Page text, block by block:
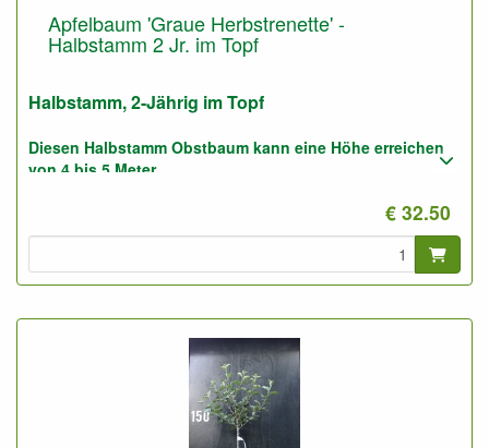
Apfelbaum 'Graue Herbstrenette' -
Halbstamm 2 Jr. im Topf
Halbstamm, 2-Jährig im Topf
Diesen Halbstamm Obstbaum kann eine Höhe erreichen
von 4 bis 5 Meter.
€ 32.50